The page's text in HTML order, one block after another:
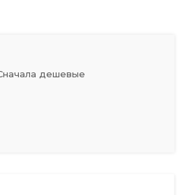
дешевые